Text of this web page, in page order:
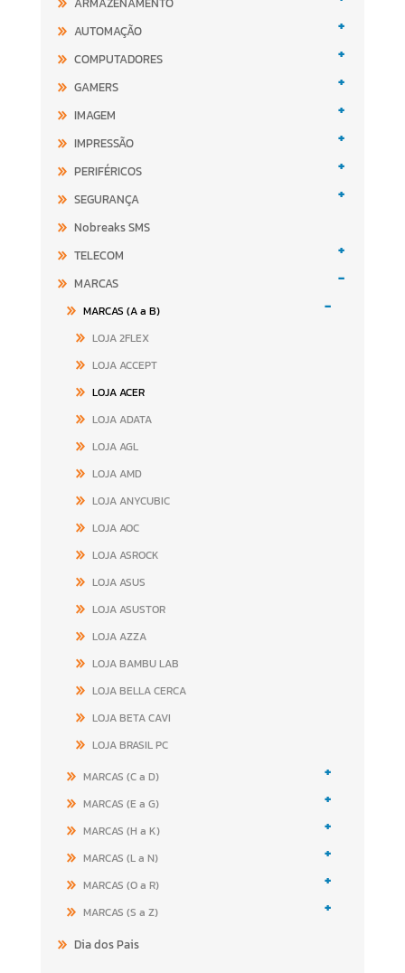
AUTOMAÇÃO +
COMPUTADORES +
GAMERS +
IMAGEM +
IMPRESSÃO +
PERIFÉRICOS +
SEGURANÇA +
Nobreaks SMS
TELECOM
+
MARCAS -
MARCAS (A a B) -
LOJA 2FLEX
LOJA ACCEPT
LOJA ACER
LOJA ADATA
LOJA AGL
LOJA AMD
LOJA ANYCUBIC
LOJA AOC
LOJA ASROCK
LOJA ASUS
LOJA ASUSTOR
LOJA AZZA
LOJA BAMBU LAB
LOJA BELLA CERCA
LOJA BETA CAVI
LOJA BRASIL PC
MARCAS (C a D)
+
MARCAS (E a G) +
MARCAS (H a K) +
MARCAS (L a N) +
MARCAS (O a R) +
MARCAS (S a Z) +
Dia dos Pais